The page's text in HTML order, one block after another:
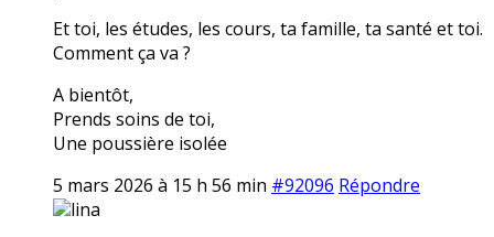
Et toi, les études, les cours, ta famille, ta santé et toi.
Comment ça va ?
A bientôt,
Prends soins de toi,
Une poussière isolée
5 mars 2026 à 15 h 56 min #92096 Répondre
lina